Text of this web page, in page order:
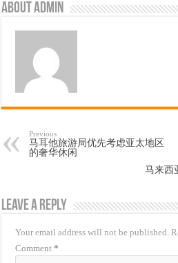
About admin
Previous
马耳他旅游局优先考虑亚太地区
的奢华休闲
马来西
Leave a Reply
Your email address will not be published.
Comment*